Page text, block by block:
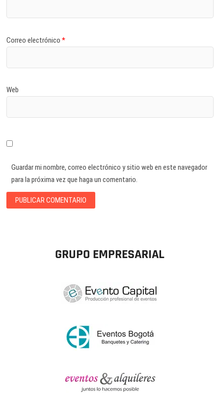
Correo electrónico*
Web
Guardar mi nombre, correo electrónico y sitio web en este navegador
para la próxima vez que haga un comentario.
GRUPO EMPRESARIAL